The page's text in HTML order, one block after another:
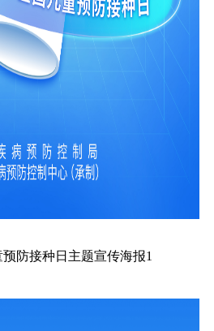
预防接种日主题宣传海报1